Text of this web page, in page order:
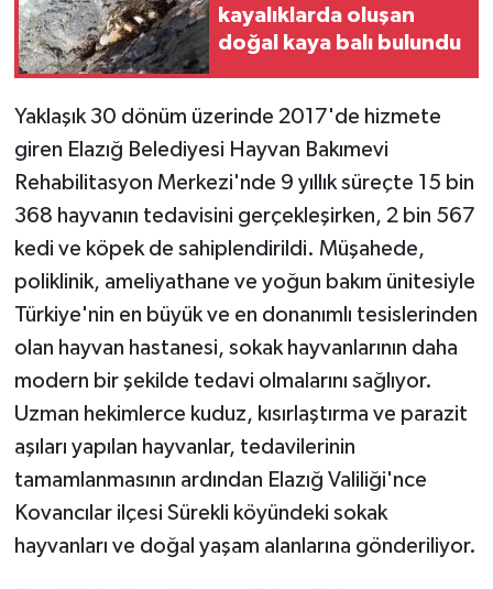
kayalıklarda oluşan
doğal kaya balı bulundu
Yaklaşık 30 dönüm üzerinde 2017'de hizmete
giren Elazığ Belediyesi Hayvan Bakımevi
Rehabilitasyon Merkezi'nde 9 yıllık süreçte 15 bin
368 hayvanın tedavisini gerçekleşirken, 2 bin 567
kedi ve köpek de sahiplendirildi. Müşahede,
poliklinik, ameliyathane ve yoğun bakım ünitesiyle
Türkiye'nin en büyük ve en donanımlı tesislerinden
olan hayvan hastanesi, sokak hayvanlarının daha
modern bir şekilde tedavi olmalarını sağlıyor.
Uzman hekimlerce kuduz, kısırlaştırma ve parazit
aşıları yapılan hayvanlar, tedavilerinin
tamamlanmasının ardından Elazığ Valiliği'nce
Kovancılar ilçesi Sürekli köyündeki sokak
hayvanları ve doğal yaşam alanlarına gönderiliyor.
İNSAN
Jandarma
Kadın
KÜLTÜR SANAT
MAGAZİN
Otomobil
Sağlık
SİYASET